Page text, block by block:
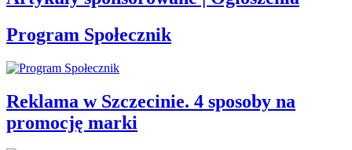
Program Społecznik
Reklama w Szczecinie. 4 sposoby na
promocję marki